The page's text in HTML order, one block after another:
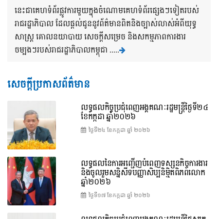
នេះជាគេហទំព័រផ្លូវការមួយក្នុងចំណោមគេហទំព័រផ្សេងៗទៀតរបស់
រាជរដ្ឋាភិបាល ដែលផ្តល់ជូននូវព័ត៌មានពិតនិងច្បាស់លាស់អំពីយុទ្ធ
សាស្រ្ត គោលនយាបាយ សេចក្តីសម្រេច និងសកម្មភាពការងារ
ចម្បងៗរបស់រាជរដ្ឋាភិបាលកម្ពុជា .....
សេចក្តីប្រកាសព័ត៌មាន
លទ្ធផលកិច្ចប្រជុំពេញអង្គគណៈរដ្ឋមន្រ្តីថ្ងៃទី២៤
ខែកក្កដា ឆ្នាំ២០២៦
ថ្ងៃទី២៤ ខែ​កក្កដា ឆ្នាំ ២០២៦
លទ្ធផលនៃការអញ្ជើញបំពេញទស្សនកិច្ចការងារ
និងចូលរួមសន្និសីទបញ្ញាសិប្បនិម្មិតពិភពលោក
ឆ្នាំ២០២៦
ថ្ងៃទី១៧ ខែ​កក្កដា ឆ្នាំ ២០២៦